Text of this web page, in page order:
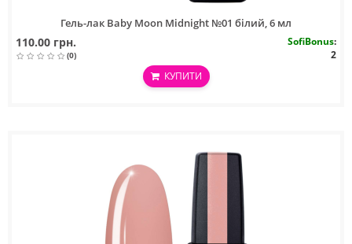
Гель-лак Baby Moon Midnight №01 білий, 6 мл
110.00 грн.
(0)
SofiBonus:
2
КУПИТИ